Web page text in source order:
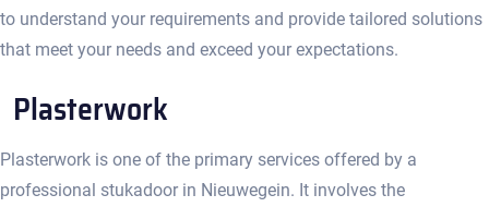
to understand your requirements and provide tailored solutions
that meet your needs and exceed your expectations.​
Plasterwork
Plasterwork is one of the primary services offered by a
professional stukadoor in Nieuwegein.​ It involves the